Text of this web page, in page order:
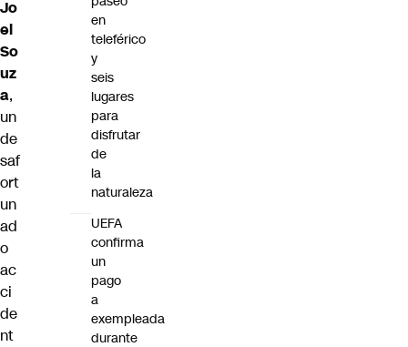
Jo
el
So
uz
a,
un
de
saf
ort
un
ad
o
ac
ci
de
nt
en
teleférico
y
seis
lugares
para
disfrutar
de
la
naturaleza
UEFA
confirma
un
pago
a
exempleada
durante